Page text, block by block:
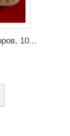
10...